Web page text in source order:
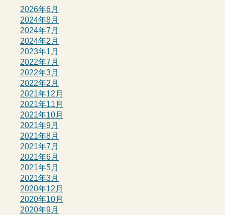
2026年6月
2024年8月
2024年7月
2024年2月
2023年1月
2022年7月
2022年3月
2022年2月
2021年12月
2021年11月
2021年10月
2021年9月
2021年8月
2021年7月
2021年6月
2021年5月
2021年3月
2020年12月
2020年10月
2020年9月